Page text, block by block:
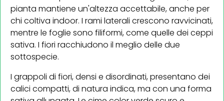
pianta mantiene un'altezza accettabile, anche per
chi coltiva indoor. I rami laterali crescono ravvicinati,
mentre le foglie sono filiformi, come quelle dei ceppi
sativa. I fiori racchiudono il meglio delle due
sottospecie.
I grappoli di fiori, densi e disordinati, presentano dei
calici compatti, di natura indica, ma con una forma